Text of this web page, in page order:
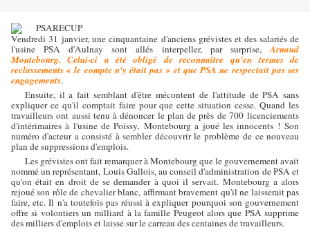
Vendredi 31 janvier, une cinquantaine d'anciens grévistes et des salariés de
l'usine PSA d'Aulnay sont allés interpeller, par surprise,Arnaud
Montebourg. Celui-ci a été obligé de reconnaître qu'en termes de
reclassements « le compte n'y était pas » et que PSA ne respectait pas ses
engagements.
Ensuite, il a fait semblant d'être mécontent de l'attitude de PSA sans
expliquer ce qu'il comptait faire pour que cette situation cesse. Quand les
travailleurs ont aussi tenu à dénoncer le plan de près de 700 licenciements
d'intérimaires à l'usine de Poissy, Montebourg a joué les innocents ! Son
numéro d'acteur a consisté à sembler découvrir le problème de ce nouveau
plan de suppressions d'emplois.
Les grévistes ont fait remarquer à Montebourg que le gouvernement avait
nommé un représentant, Louis Gallois, au conseil d'administration de PSA et
qu'on était en droit de se demander à quoi il servait. Montebourg a alors
rejoué son rôle de chevalier blanc, affirmant bravement qu'il ne laisserait pas
faire, etc. Il n'a toutefois pas réussi à expliquer pourquoi son gouvernement
offre si volontiers un milliard à la famille Peugeot alors que PSA supprime
des milliers d'emplois et laisse sur le carreau des centaines de travailleurs.